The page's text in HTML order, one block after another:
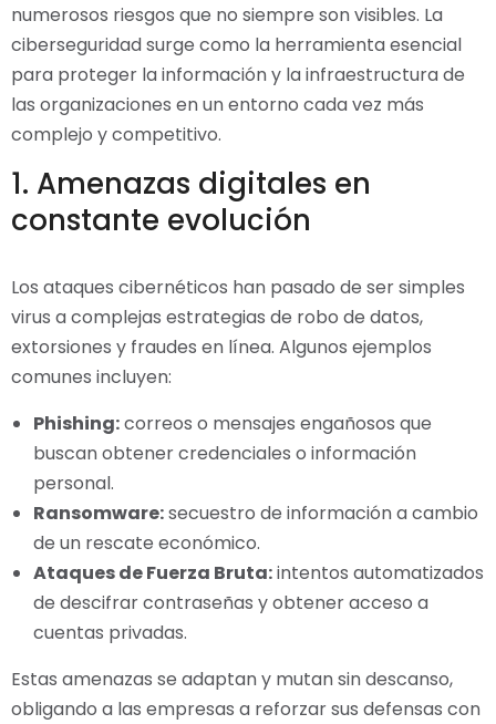
numerosos riesgos que no siempre son visibles. La
ciberseguridad surge como la herramienta esencial
para proteger la información y la infraestructura de
las organizaciones en un entorno cada vez más
complejo y competitivo.
1. Amenazas digitales en
constante evolución
Los ataques cibernéticos han pasado de ser simples
virus a complejas estrategias de robo de datos,
extorsiones y fraudes en línea. Algunos ejemplos
comunes incluyen:
Phishing:correos o mensajes engañosos que
buscan obtener credenciales o información
personal.
Ransomware:secuestro de información a cambio
de un rescate económico.
Ataques de Fuerza Bruta:intentos automatizados
de descifrar contraseñas y obtener acceso a
cuentas privadas.
Estas amenazas se adaptan y mutan sin descanso,
obligando a las empresas a reforzar sus defensas con